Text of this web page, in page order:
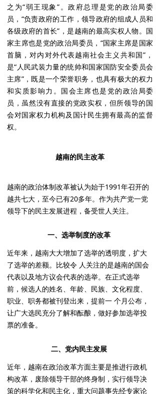
之为“弱王现象”。政府总理是党的政治局委
员，“负责政府的工作，领导政府的组成人员和
各级政府的首长”，是越南的最高实权人物。国
家主席也是党的政治局委员，“国家主席是国家
首脑，对内对外代表越南社会主义共和国”，
是“人民武装力量的统帅和国家国防安全委员会
主席”，既是一个荣誉职务，也具有极大的权力
和实质影响力。国会主席也是党的政治局委
员，虽然没有直接的党政实权，但所领导的国
会对国家权力机构及国计民生拥有最高的监督
权。
越南的民主改革
越南的政治体制改革被认为始于1991年召开的
越共七大，至今已有20多年。作为共产党一党
领导下的民主发展进程，备受世人关注。
一、选举制度的改革
近年来，越南大大增加了选举的透明度，扩大
了选举的差额。比较令 人关注的是越南的国会
代表以及地方议会代表的选举。在正式选举
前，候选人的姓名、年龄、民族、文化程度、
职业、职务都被刊登出来，提前一 个月公布，
让广大选民充分了解和酝酿，做好参加选举投
票的准备。
二、党内民主发展
近年，越南在政治改革方面主要是推进行政机
构改革，废除领导干部的终身制，实行领导决
策的科学化和民主化，重大问题事先经专家论